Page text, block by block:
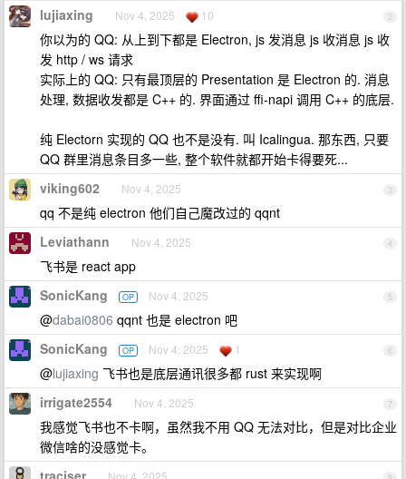
2
lujiaxing Nov 4, 2025 10
你以为的 QQ: 从上到下都是 Electron, js 发消息 js 收消息 js 收
发 http / ws 请求
实际上的 QQ: 只有最顶层的 Presentation 是 Electron 的. 消息
处理, 数据收发都是 C++ 的. 界面通过 ffi-napi 调用 C++ 的底层.
纯 Electorn 实现的 QQ 也不是没有. 叫 Icalingua. 那东西, 只要
QQ 群里消息条目多一些, 整个软件就都开始卡得要死...
3
viking602 Nov 4, 2025
qq 不是纯 electron 他们自己魔改过的 qqnt
4
Leviathann Nov 4, 2025
飞书是 react app
5
SonicKang OP Nov 4, 2025
@dabai0806 qqnt 也是 electron 吧
6
SonicKang OP Nov 4, 2025 1
@lujiaxing 飞书也是底层通讯很多都 rust 来实现啊
7
irrigate2554 Nov 4, 2025
我感觉飞书也不卡啊，虽然我不用 QQ 无法对比，但是对比企业
微信啥的没感觉卡。
traciser Nov 4, 2025